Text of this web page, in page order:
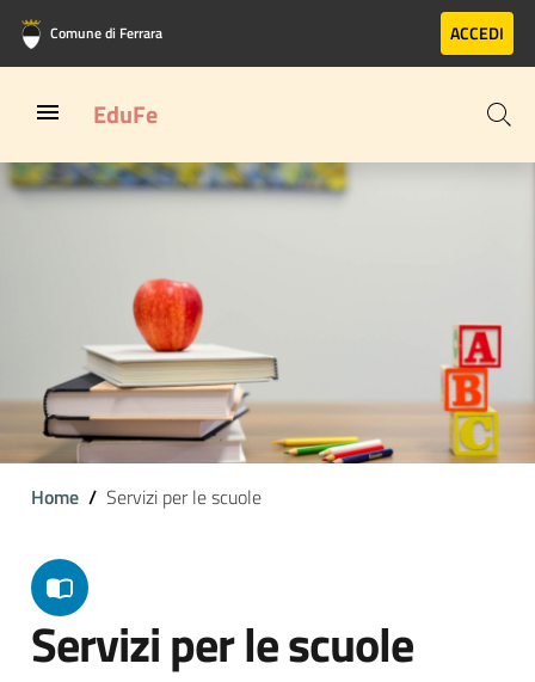
Vai al contenuto principale
Vai al footer
Comune di Ferrara ACCEDI
EduFe
Home Servizi per le scuole
Servizi per le scuole